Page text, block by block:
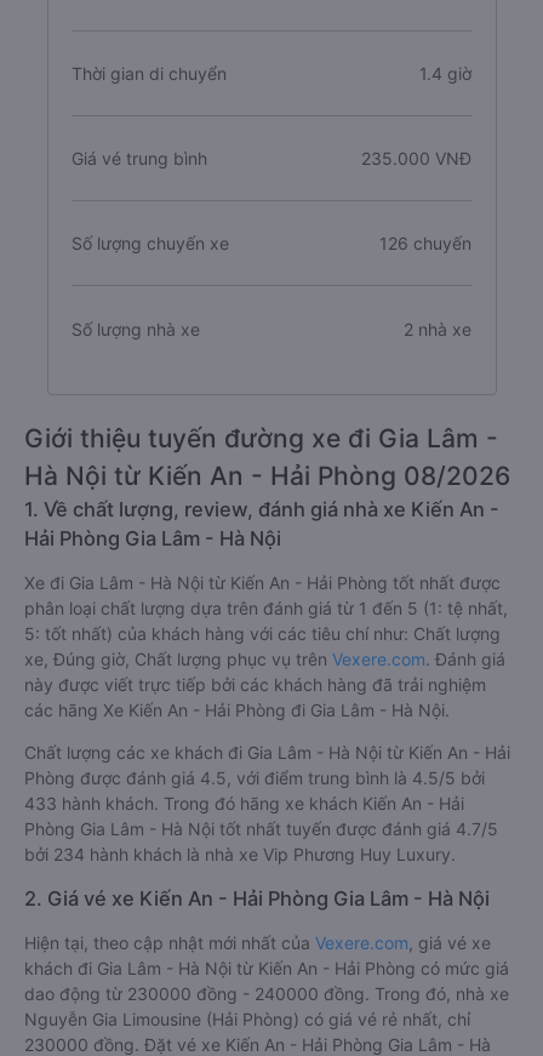
Thời gian di chuyển 1.4 giờ
Giá vé trung bình 235.000 VNĐ
Số lượng chuyến xe 126 chuyến
Số lượng nhà xe 2 nhà xe
Giới thiệu tuyến đường xe đi Gia Lâm -
Hà Nội từ Kiến An - Hải Phòng 08/2026
1. Về chất lượng, review, đánh giá nhà xe Kiến An -
Hải Phòng Gia Lâm - Hà Nội
Xe đi Gia Lâm - Hà Nội từ Kiến An - Hải Phòng tốt nhất được
phân loại chất lượng dựa trên đánh giá từ 1 đến 5 (1: tệ nhất,
5: tốt nhất) của khách hàng với các tiêu chí như: Chất lượng
xe, Đúng giờ, Chất lượng phục vụ trên Vexere.com. Đánh giá
này được viết trực tiếp bởi các khách hàng đã trải nghiệm
các hãng Xe Kiến An - Hải Phòng đi Gia Lâm - Hà Nội.
Chất lượng các xe khách đi Gia Lâm - Hà Nội từ Kiến An - Hải
Phòng được đánh giá 4.5, với điểm trung bình là 4.5/5 bởi
433 hành khách. Trong đó hãng xe khách Kiến An - Hải
Phòng Gia Lâm - Hà Nội tốt nhất tuyến được đánh giá 4.7/5
bởi 234 hành khách là nhà xe Vip Phương Huy Luxury.
2. Giá vé xe Kiến An - Hải Phòng Gia Lâm - Hà Nội
Hiện tại, theo cập nhật mới nhất của Vexere.com , giá vé xe
khách đi Gia Lâm - Hà Nội từ Kiến An - Hải Phòng có mức giá
dao động từ 230000 đồng - 240000 đồng. Trong đó, nhà xe
Nguyễn Gia Limousine (Hải Phòng) có giá vé rẻ nhất, chỉ
230000 đồng. Đặt vé xe Kiến An - Hải Phòng Gia Lâm - Hà